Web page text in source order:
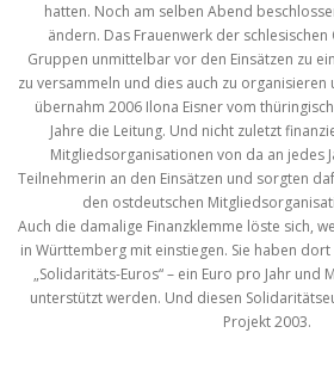
hatten. Noch am selben Abend
ändern. Das Frauenwerk der
Gruppen unmittelbar vor den Einsätzen zu
zu versammeln und dies auch zu organisieren
übernahm 2006 Ilona Eisner vom
Jahre die Leitung. Und nicht zuletzt
Mitgliedsorganisationen von da an jedes
Teilnehmerin an den Einsätzen und sorgten
den ostdeutschen
Auch die damalige Finanzklemme löste sich,
in Württemberg mit einstiegen. Sie haben
„Solidaritäts-Euros“ – ein Euro pro Jahr und
unterstützt werden. Und diesen
Projekt 2003.